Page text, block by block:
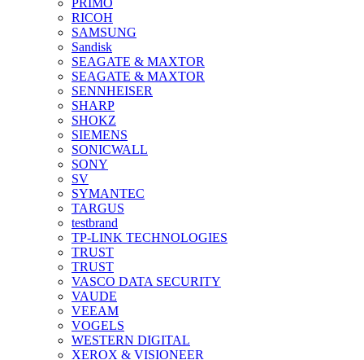
RICOH
SAMSUNG
Sandisk
SEAGATE & MAXTOR
SEAGATE & MAXTOR
SENNHEISER
SHARP
SHOKZ
SIEMENS
SONICWALL
SONY
SV
SYMANTEC
TARGUS
testbrand
TP-LINK TECHNOLOGIES
TRUST
TRUST
VASCO DATA SECURITY
VAUDE
VEEAM
VOGELS
WESTERN DIGITAL
XEROX & VISIONEER